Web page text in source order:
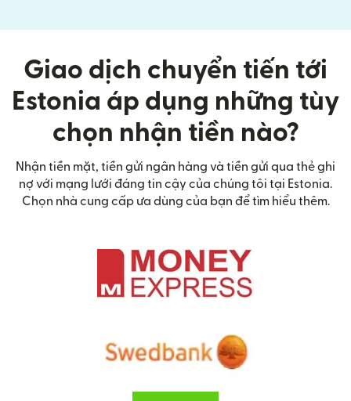
Giao dịch chuyển tiến tới
Estonia áp dụng những tùy
chọn nhận tiền nào?
Nhận tiền mặt, tiền gửi ngân hàng và tiền gửi qua thẻ ghi
nợ với mạng lưới đáng tin cậy của chúng tôi tại Estonia.
Chọn nhà cung cấp ưa dùng của bạn để tìm hiểu thêm.